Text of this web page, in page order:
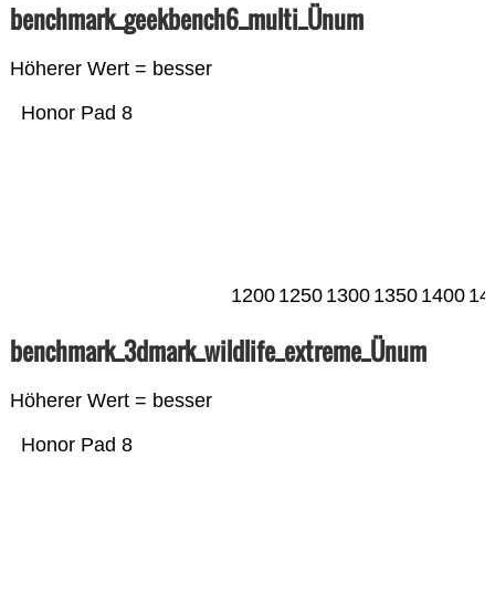
benchmark_geekbench6_multi_Ünum
Höherer Wert = besser
Honor Pad 8
1200 1250 1300 1350 1400
benchmark_3dmark_wildlife_extreme_Ünum
Höherer Wert = besser
Honor Pad 8